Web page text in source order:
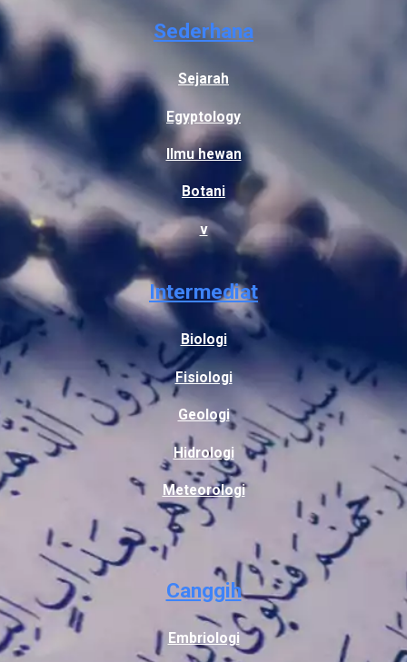
Sederhana
Sejarah
Egyptology
Ilmu hewan
Botani
v
Intermediat
Biologi
Fisiologi
Geologi
Hidrologi
Meteorologi
Canggih
Embriologi